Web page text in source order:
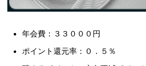
年会費：３３０００円
ポイント還元率：０．５％